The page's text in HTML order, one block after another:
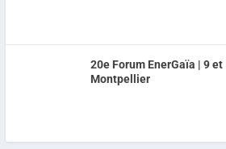
20e Forum EnerGaïa | 9
Montpellier